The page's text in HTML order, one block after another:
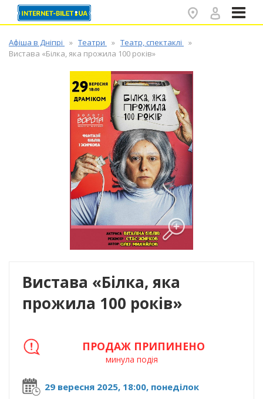
Афіша в Дніпрі Театри
Театр, спектаклі
Вистава «Білка, яка прожила 100 років»
Вистава «Білка, яка
прожила 100 років»
29 вересня 2025, 18:00, понеділок
ПРОДАЖ ПРИПИНЕНО
минула подія